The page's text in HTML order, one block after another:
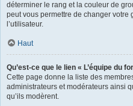
déterminer le rang et la couleur de
peut vous permettre de changer
l’utilisateur.
Haut
Qu’est-ce que le lien « L’équipe du
Cette page donne la liste des
administrateurs et modérateurs ainsi
qu’ils modèrent.